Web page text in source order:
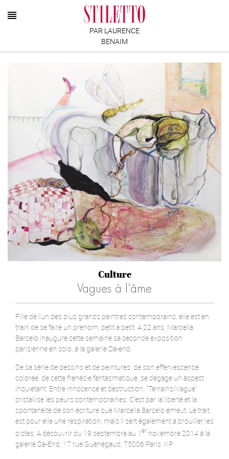
PAR LAURENCE
BENAIM
Culture
Vagues à l’âme
Fille de l’un des plus grands peintres contemporains, elle est en
train de se faire un prénom, petit à petit. A 22 ans, Marcella
Barcelo inaugure cette semaine sa seconde exposition
parisienne en solo, à la galerie Da-end.
De sa série de dessins et de peintures, de son effervescence
colorée, de cette frénésie fantasmatique, se dégage un aspect
inquiétant. Entre innocence et destruction, "Terrains/Vague"
cristallise les peurs contemporaines. C’est par la liberté et la
spontanéité de son écriture que Marcella Barcelo émeut. Le trait
est pour elle une respiration, mais il sert également à brouiller les
pistes. A découvrir du 19 septembre au 1 er novembre 2014 à la
galerie Da-End, 17 rue Guénégaud, 75006 Paris. KP